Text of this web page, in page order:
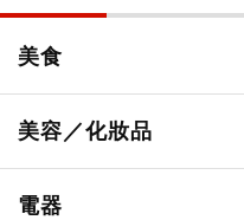
美食
所有
甜點・菓子
美容／化妝品
所有
電器